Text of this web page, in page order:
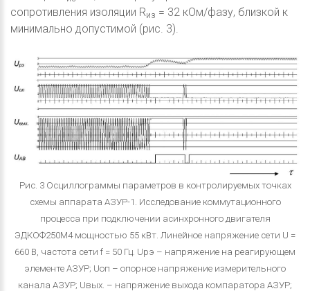
сопротивления изоляции Rиз = 32 кОм/фазу, близкой к
минимально допустимой (рис. 3).
Рис. 3 Осциллограммы параметров в контролируемых точках
схемы аппарата АЗУР-1. Исследование коммутационного
процесса при подключении асинхронного двигателя
ЭДКОФ250М4 мощностью 55 кВт. Линейное напряжение сети U =
660 В, частота сети f = 50 Гц. Uрэ – напряжение на реагирующем
элементе АЗУР; Uоп – опорное напряжение измерительного
канала АЗУР; Uвых. – напряжение выхода компаратора АЗУР;